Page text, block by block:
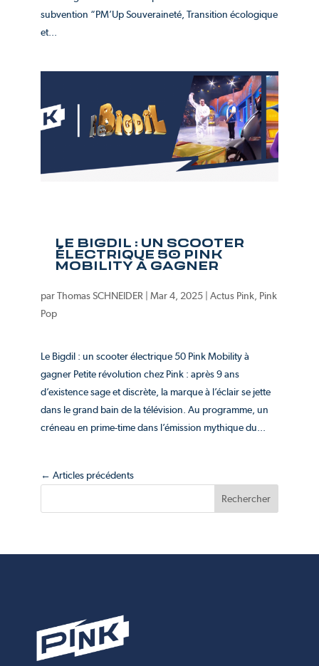
subvention “PM’Up Souveraineté, Transition écologique
et...
LE BIGDIL : UN SCOOTER
ÉLECTRIQUE 50 PINK
MOBILITY À GAGNER
parThomas SCHNEIDER Mar 4, 2025| Actus Pink, Pink
Pop
Le Bigdil : un scooter électrique 50 Pink Mobility à
gagner Petite révolution chez Pink : après 9 ans
d’existence sage et discrète, la marque à l’éclair se jette
dans le grand bain de la télévision. Au programme, un
créneau en prime-time dans l’émission mythique du...
← Articles précédents